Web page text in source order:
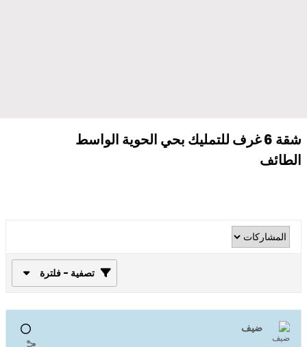
شقة 6 غرف للتمليك بحي الحوية الواسط
الطائف
تصفية - فلترة
ضيف